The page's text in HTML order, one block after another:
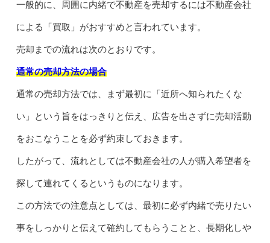
一般的に、周囲に内緒で不動産を売却するには不動産会社
による「買取」がおすすめと言われています。
売却までの流れは次のとおりです。
通常の売却方法の場合
通常の売却方法では、まず最初に「近所へ知られたくな
い」という旨をはっきりと伝え、広告を出さずに売却活動
をおこなうことを必ず約束しておきます。
したがって、流れとしては不動産会社の人が購入希望者を
探して連れてくるというものになります。
この方法での注意点としては、最初に必ず内緒で売りたい
事をしっかりと伝えて確約してもらうことと、長期化しや